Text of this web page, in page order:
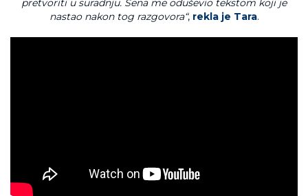
pretvoriti u suradnju. Sena me oduševio tekstom koji je
nastao nakon tog razgovora“, rekla je Tara.